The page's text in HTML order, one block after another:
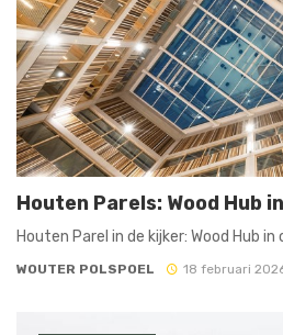
Houten Parels: Wood Hub
Houten Parel in de kijker: Wood Hub in
WOUTER POLSPOEL 18 februari